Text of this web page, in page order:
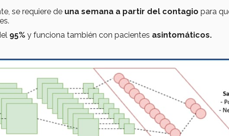
se requiere de una semana a partir del contagio para
95% y funciona también con pacientes asintomáticos.